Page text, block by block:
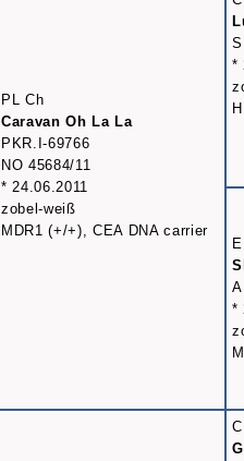
PL Ch
Caravan Oh La La
PKR.I-69766
NO 45684/11
* 24.06.2011
zobel-weiß
MDR1 (+/+), CEA DNA carrier
*
*